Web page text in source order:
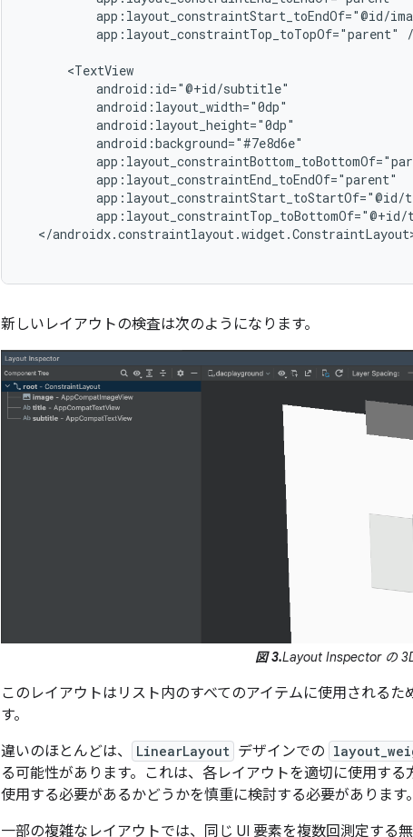
app:layout_constraintTop_toTopOf="parent"
新しいレイアウトの検査は次のようになります。
図 3.Layout Inspector の
このレイアウトはリスト内のすべてのアイテムに使用される
す。
違いのほとんどは、
LinearLayout デザインでの
る可能性があります。これは、各レイアウトを適切に使用す
使用する必要があるかどうかを慎重に検討する必要があります。
一部の複雑なレイアウトでは、同じ UI 要素を複数回測定する